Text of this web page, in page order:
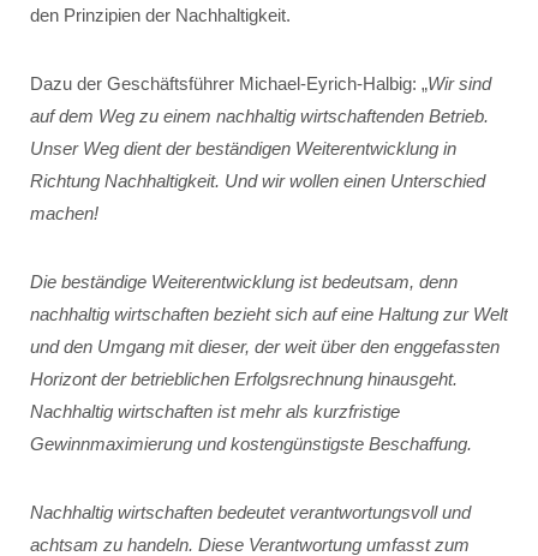
den Prinzipien der Nachhaltigkeit.
Dazu der Geschäftsführer Michael-Eyrich-Halbig: „Wir sind
auf dem Weg zu einem nachhaltig wirtschaftenden Betrieb.
Unser Weg dient der beständigen Weiterentwicklung in
Richtung Nachhaltigkeit. Und wir wollen einen Unterschied
machen!
Die beständige Weiterentwicklung ist bedeutsam, denn
nachhaltig wirtschaften bezieht sich auf eine Haltung zur Welt
und den Umgang mit dieser, der weit über den enggefassten
Horizont der betrieblichen Erfolgsrechnung hinausgeht.
Nachhaltig wirtschaften ist mehr als kurzfristige
Gewinnmaximierung und kostengünstigste Beschaffung.
Nachhaltig wirtschaften bedeutet verantwortungsvoll und
achtsam zu handeln. Diese Verantwortung umfasst zum